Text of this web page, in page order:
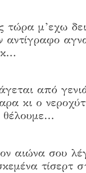
μ’εχω
αντίγραφο
από
κι ο
αιώνα σου